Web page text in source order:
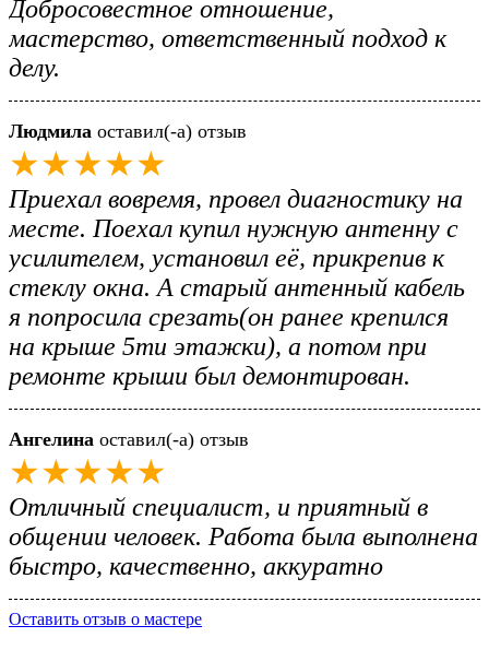
Добросовестное отношение,
мастерство, ответственный подход к
делу.
Людмила оставил(-а) отзыв
★★★★★
Приехал вовремя, провел диагностику на
месте. Поехал купил нужную антенну с
усилителем, установил её, прикрепив к
стеклу окна. А старый антенный кабель
я попросила срезать(он ранее крепился
на крыше 5ти этажки), а потом при
ремонте крыши был демонтирован.
Ангелина оставил(-а) отзыв
★★★★★
Отличный специалист, и приятный в
общении человек. Работа была выполнена
быстро, качественно, аккуратно
Оставить отзыв о мастере